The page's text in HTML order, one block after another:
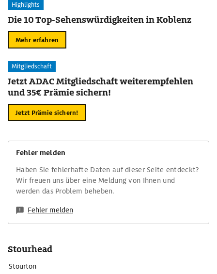
Highlights
Die 10 Top-Sehenswürdigkeiten in Koblenz
Mehr erfahren
Mitgliedschaft
Jetzt ADAC Mitgliedschaft weiterempfehlen
und 35€ Prämie sichern!
Jetzt Prämie sichern!
Fehler melden
Haben Sie fehlerhafte Daten auf dieser Seite entdeckt?
Wir freuen uns über eine Meldung von Ihnen und
werden das Problem beheben.
Fehler melden
Stourhead
Stourton